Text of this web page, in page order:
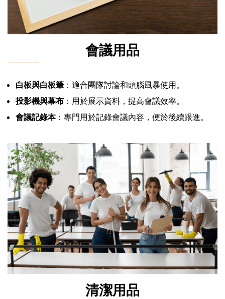
會議用品
白板與白板筆 ：適合團隊討論和頭腦風暴使用。
投影機與幕布 ：用於展示資料，提高會議效率。
會議記錄本：專門用於記錄會議內容，便於後續跟進。
清潔用品